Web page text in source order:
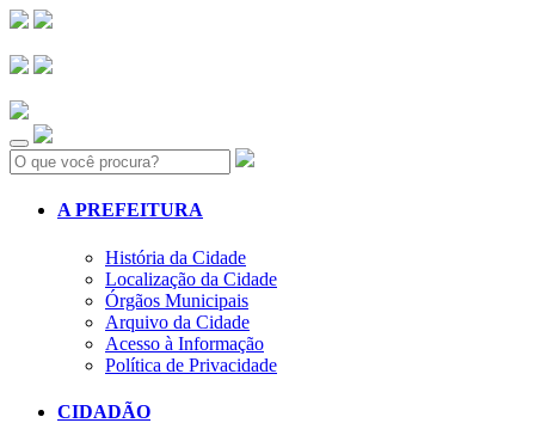
Search:
A PREFEITURA
História da Cidade
Localização da Cidade
Órgãos Municipais
Arquivo da Cidade
Acesso à Informação
Política de Privacidade
CIDADÃO